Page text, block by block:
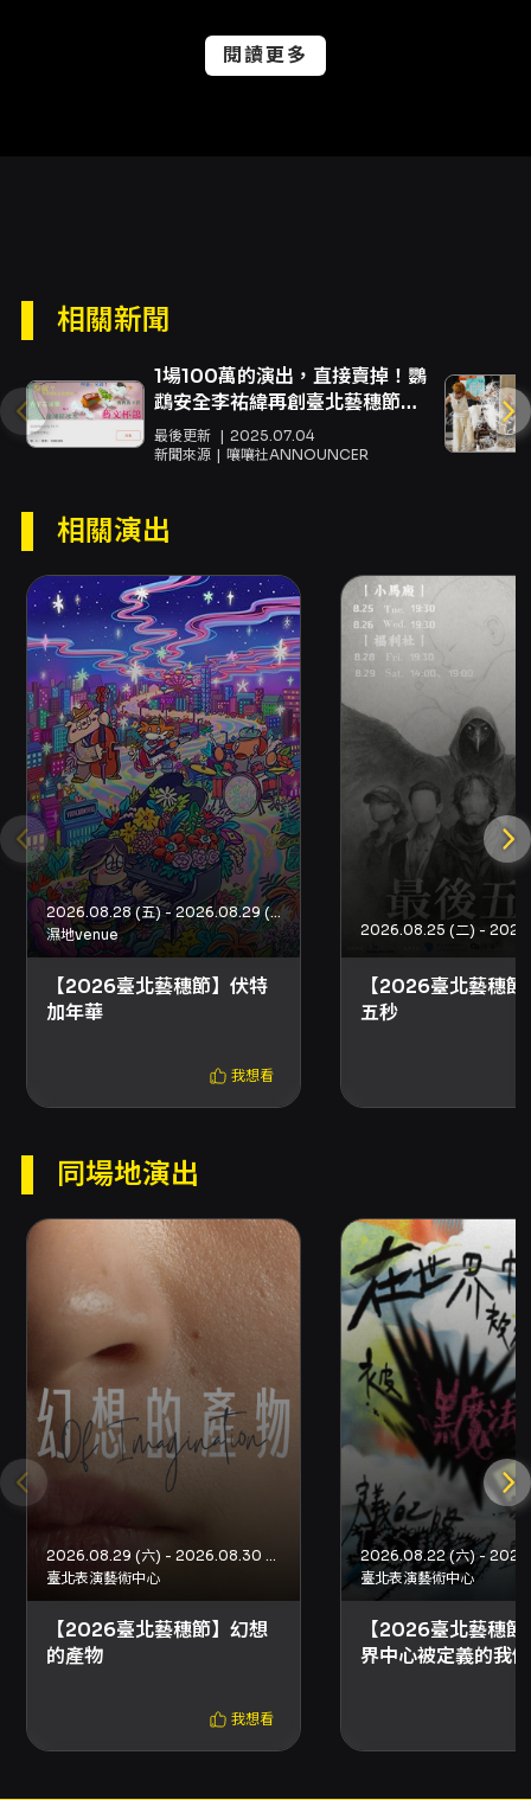
真相被揭露後，當事人開始蒐集證據、追查並重
與虛構的關係不斷打開與重組。作品透過劇場的
一次凝視成為審視自我與他者之間界線的行為。
本作在文本與表演之間拉出細微張力，既不求對
事件作完整還原，也不滿足於單純的道德判定；
的轉換性，以及在被看見與被誤認之間的權力結
動與網路時代身份認同問題的具體場景。它不僅
是對個案的戲劇化，更是對「觀看」本身的探
問：觀眾如何在真實證據與表演敘述間做出判
斷？在同理與懷疑之間，個體如何重建自己被看
見的方式？此類議題對於關注身份政治、表演理
論或當代劇場實驗的觀眾具高度啟發性。劇中也
帶有強烈的獨白與身體行動語言的張力，既有
「Solo」式的表演驅動，也包含與現場其他角色
或觀眾介面的互動，使得作品在情感與思維上都
具有多層次的回響。 創作與製作團隊陣容由只有
三顆的北斗七星劇團主導，張家瑋擔任製作人與
共同編劇、周宸均為共同導演，陳映潔擔任演員
與共同編導，創作陪伴包括陳姿卉與Sogare；視
統籌為邱冠瑛。團隊在製作說明中強調，劇團名
因此也帶有對觀看習慣與信任基礎的審視。整場
演出約70分鐘，建議年齡14歲以上，演出場地為
臺北表演藝術中心11樓排練場5，票價區間為500
至1000元（詳見演出場次票價與購票資訊）。
對於想要體驗當代實驗戲劇、探討身份與表演交
互作用的觀眾，《紅顏或水腫》是一部具刺激性
與反思性的舞臺作品：它不以簡單的說教來收
束，而是透過舞臺的重構，引導觀眾在觀看過程
中不斷自我問詢，重新評估看見與被看見之間的
界線與倫理。
注意事項
演出與觀演資訊： - 演出全長：約70分鐘。 - 建
議年齡：14歲以上。 - 演出地點：臺北表演藝術
中心 11樓排練場5（實際場地資訊以購票頁面為
1,000元（各場次售價以場次頁面為準）。 - 網
路購票：支援信用卡、Apple Pay、Google
閱讀更多
相關新聞
1場100萬的演出，直接賣掉！鸚
鵡安全李祐緯再創臺北藝穗節奇
蹟！
最後更新
2025.07.04
新聞來源
嚷嚷社ANNOUNCER
相關演出
2026.08.28 (五) - 2026.08.29 (六)
濕地venue
【2026臺北藝穗節】伏特
加年華
我想看
【2026臺北藝穗節
五秒
同場地演出
2026.08.29 (六) - 2026.08.30 (日)
臺北表演藝術中心
【2026臺北藝穗節】幻想
的產物
我想看
臺北表演藝術中心
【2026臺北藝穗節
界中心被定義的我